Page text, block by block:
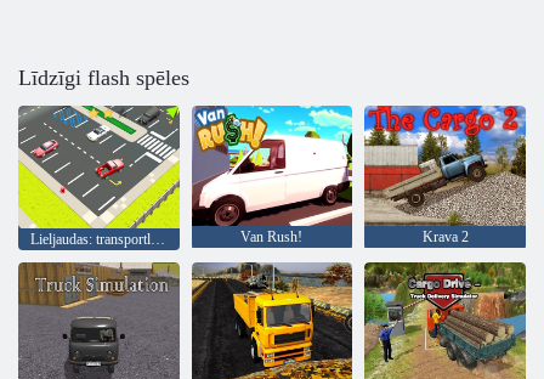
Līdzīgi flash spēles
Lieljaudas: transportlīdzekļu zona Van Rush! Krava 2